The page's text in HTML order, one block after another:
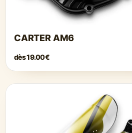
CARTER AM6
dès19.00€